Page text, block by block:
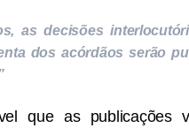
as decisões
dos acórdãos serão
que as publicações